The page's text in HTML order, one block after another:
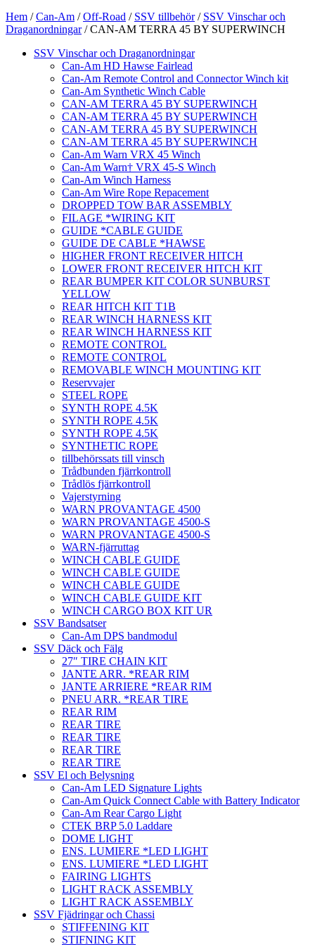
Hem /Can-Am /Off-Road / SSV tillbehör/ SSV Vinschar och
Draganordningar/ CAN-AM TERRA 45 BY SUPERWINCH
SSV Vinschar och Draganordningar
Can-Am HD Hawse Fairlead
Can-Am Remote Control and Connector Winch kit
Can-Am Synthetic Winch Cable
CAN-AM TERRA 45 BY SUPERWINCH
CAN-AM TERRA 45 BY SUPERWINCH
CAN-AM TERRA 45 BY SUPERWINCH
CAN-AM TERRA 45 BY SUPERWINCH
Can-Am Warn VRX 45 Winch
Can-Am Warn† VRX 45-S Winch
Can-Am Winch Harness
Can-Am Wire Rope Repacement
DROPPED TOW BAR ASSEMBLY
FILAGE *WIRING KIT
GUIDE *CABLE GUIDE
GUIDE DE CABLE *HAWSE
HIGHER FRONT RECEIVER HITCH
LOWER FRONT RECEIVER HITCH KIT
REAR BUMPER KIT COLOR SUNBURST
YELLOW
REAR HITCH KIT T1B
REAR WINCH HARNESS KIT
REAR WINCH HARNESS KIT
REMOTE CONTROL
REMOTE CONTROL
REMOVABLE WINCH MOUNTING KIT
Reservvajer
STEEL ROPE
SYNTH ROPE 4.5K
SYNTH ROPE 4.5K
SYNTH ROPE 4.5K
SYNTHETIC ROPE
tillbehörssats till vinsch
Trådbunden fjärrkontroll
Trådlös fjärrkontroll
Vajerstyrning
WARN PROVANTAGE 4500
WARN PROVANTAGE 4500-S
WARN PROVANTAGE 4500-S
WARN-fjärruttag
WINCH CABLE GUIDE
WINCH CABLE GUIDE
WINCH CABLE GUIDE
WINCH CABLE GUIDE KIT
WINCH CARGO BOX KIT UR
SSV Bandsatser
Can-Am DPS bandmodul
SSV Däck och Fälg
27″ TIRE CHAIN KIT
JANTE ARR. *REAR RIM
JANTE ARRIERE *REAR RIM
PNEU ARR. *REAR TIRE
REAR RIM
REAR TIRE
REAR TIRE
REAR TIRE
REAR TIRE
SSV El och Belysning
Can-Am LED Signature Lights
Can-Am Quick Connect Cable with Battery Indicator
Can-Am Rear Cargo Light
CTEK BRP 5.0 Laddare
DOME LIGHT
ENS. LUMIERE *LED LIGHT
ENS. LUMIERE *LED LIGHT
FAIRING LIGHTS
LIGHT RACK ASSEMBLY
LIGHT RACK ASSEMBLY
SSV Fjädringar och Chassi
STIFFENING KIT
STIFNING KIT